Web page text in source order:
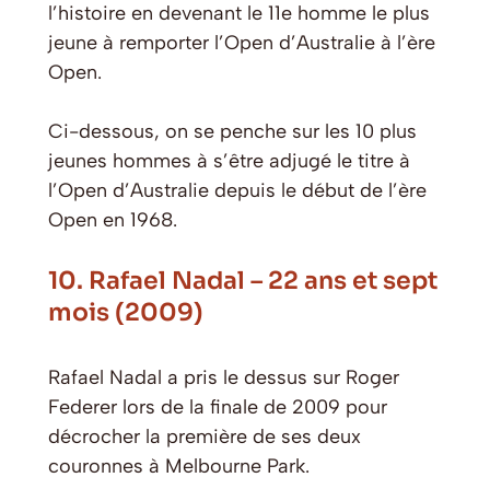
l’histoire en devenant le 11e homme le plus
jeune à remporter l’Open d’Australie à l’ère
Open.
Ci-dessous, on se penche sur les 10 plus
jeunes hommes à s’être adjugé le titre à
l’Open d’Australie depuis le début de l’ère
Open en 1968.
10. Rafael Nadal – 22 ans et sept
mois (2009)
Rafael Nadal a pris le dessus sur Roger
Federer lors de la finale de 2009 pour
décrocher la première de ses deux
couronnes à Melbourne Park.